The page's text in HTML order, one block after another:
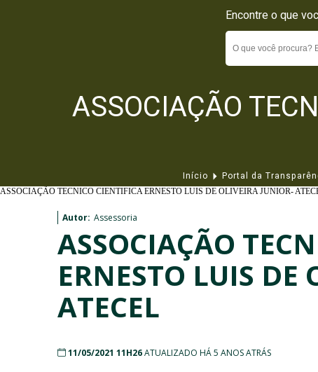
Encontre o que
ASSOCIAÇÃO
Início Portal da
ASSOCIAÇÃO TECNICO CIENTIFICA ERNESTO LUIS DE OLIVEIRA JUNIOR-
Autor: Assessoria
ASSOCIAÇÃO
ERNESTO LUIS DE
ATECEL
11/05/2021 11H26ATUALIZADO HÁ 5 ANOS ATRÁS